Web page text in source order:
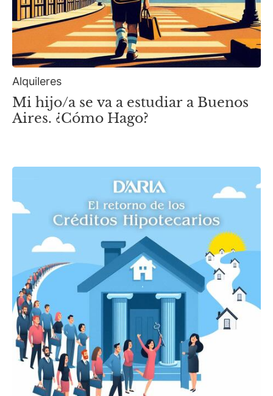
Alquileres
Mi hijo/a se va a estudiar a Buenos
Aires. ¿Cómo Hago?